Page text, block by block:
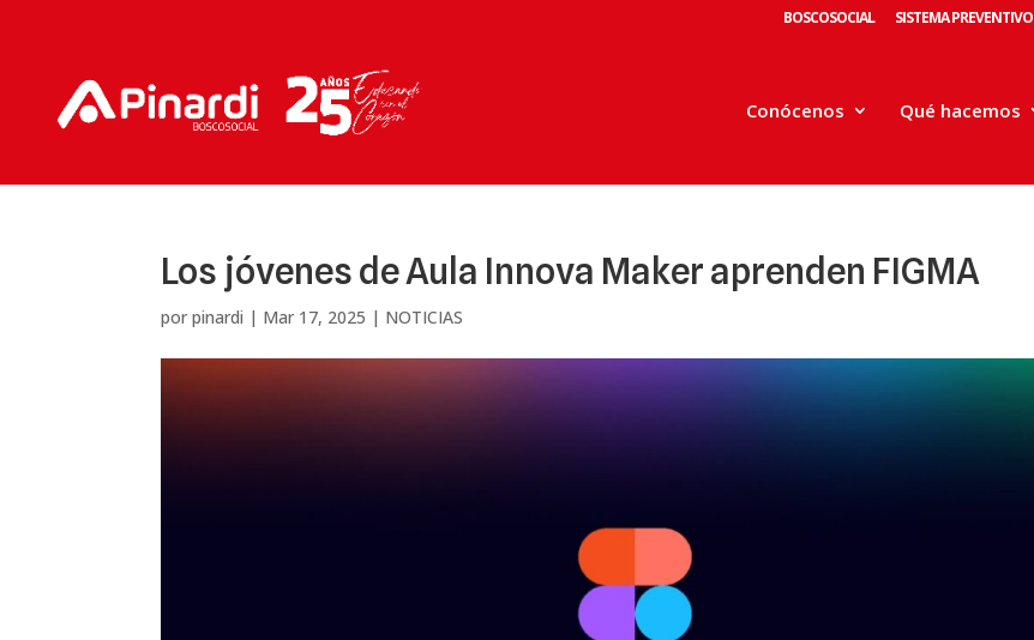
BOSCOSOCIAL SISTEMA PREVENTIVO
Conócenos Qué hacemos
Los jóvenes de Aula Innova Maker aprenden FIGMA
porpinardi | Mar 17, 2025 | NOTICIAS